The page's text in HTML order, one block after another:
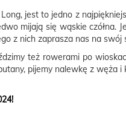
jest to jedno z
mijają się wąskie
z nich zaprasza nas na
też rowerami po
pijemy nalewkę z